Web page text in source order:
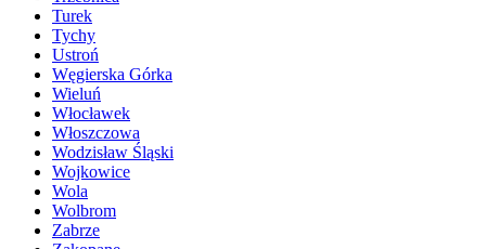
Turek
Tychy
Ustroń
Węgierska Górka
Wieluń
Włocławek
Włoszczowa
Wodzisław Śląski
Wojkowice
Wola
Wolbrom
Zabrze